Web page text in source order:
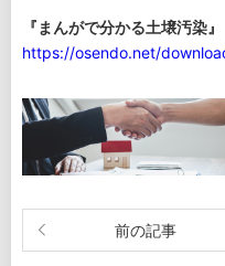
『まんがで分かる土壌汚染』
https://osendo.net/